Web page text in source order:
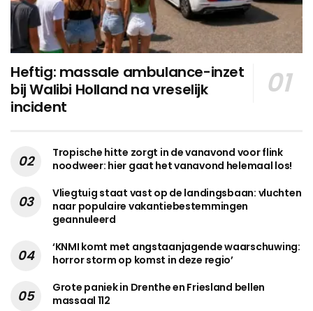
Heftig: massale ambulance-inzet
bij Walibi Holland na vreselijk
incident
Tropische hitte zorgt in de vanavond voor flink
noodweer: hier gaat het vanavond helemaal los!
Vliegtuig staat vast op de landingsbaan: vluchten
naar populaire vakantiebestemmingen
geannuleerd
‘KNMI komt met angstaanjagende waarschuwing:
horror storm op komst in deze regio’
Grote paniek in Drenthe en Friesland bellen
massaal 112